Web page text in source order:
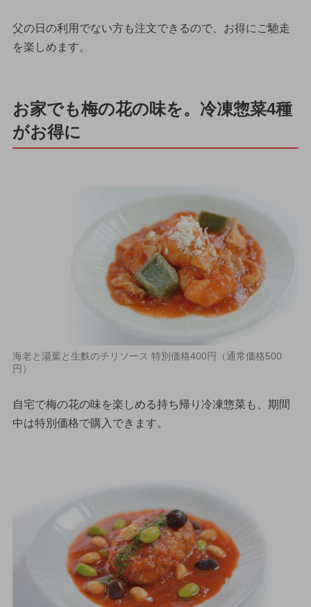
父の日の利用でない方も注文できるので、お得にご馳走
を楽しめます。
お家でも梅の花の味を。冷凍惣菜4種
がお得に
海老と湯葉と生麩のチリソース 特別価格400円（通常価格500
円）
自宅で梅の花の味を楽しめる持ち帰り冷凍惣菜も、期間
中は特別価格で購入できます。